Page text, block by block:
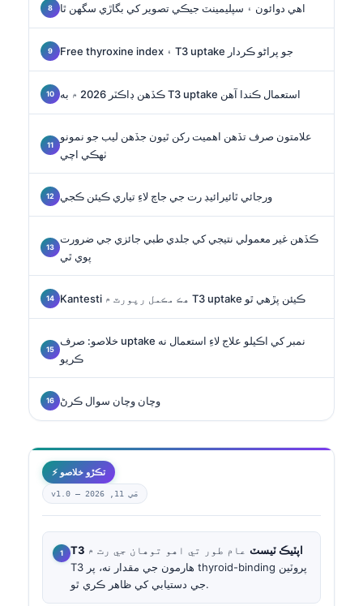
اهي دوائون ۽ سپليمينٽ جيڪي تصوير کي بگاڙي سگهن ٿا
Free thyroxine index ۽ T3 uptake جو پراڻو ڪردار
ڪڏهن ڊاڪٽر 2026 ۾ به T3 uptake استعمال ڪندا آهن
علامتون صرف تڏهن اهميت رکن ٿيون جڏهن ليب جو نمونو
ٺهڪي اچي
ورجائي ٿائيرائيڊ رت جي جاچ لاءِ تياري ڪيئن ڪجي
ڪڏهن غير معمولي نتيجي کي جلدي طبي جائزي جي ضرورت
پوي ٿي
Kantesti هڪ مڪمل رپورٽ ۾ T3 uptake ڪيئن پڙهي ٿو
خلاصو: صرف uptake نمبر کي اڪيلو علاج لاءِ استعمال نه
ڪريو
وچان وچان سوال ڪرڻ
⚡ تڪڙو خلاصو
v1.0 — مَي 11, 2026
T3 اپٽيڪ ٽيسٽ عام طور تي اهو توهان جي رت ۾
T3 هارمون جي مقدار نه، پر thyroid-binding پروٽين
جي دستيابي کي ظاهر ڪري ٿو.